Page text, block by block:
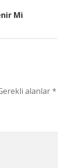
Mi
alanlar*